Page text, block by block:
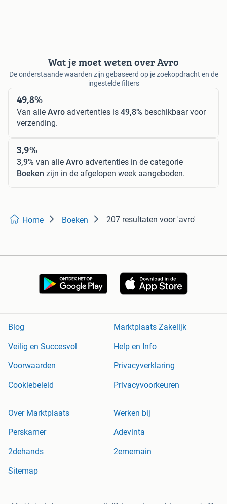
Wat je moet weten over Avro
De onderstaande waarden zijn gebaseerd op je zoekopdracht en de
ingestelde filters
49,8%
Van alle Avro advertenties is 49,8% beschikbaar voor
verzending.
3,9%
3,9% van alle Avro advertenties in de categorie
Boeken zijn in de afgelopen week aangeboden.
Home Boeken 207 resultaten voor 'avro'
Blog
Marktplaats Zakelijk
Veilig en Succesvol
Help en Info
Voorwaarden
Privacyverklaring
Cookiebeleid
Privacyvoorkeuren
Over Marktplaats
Werken bij
Perskamer
Adevinta
2dehands
2ememain
Sitemap